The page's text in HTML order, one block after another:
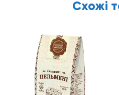
Схожі